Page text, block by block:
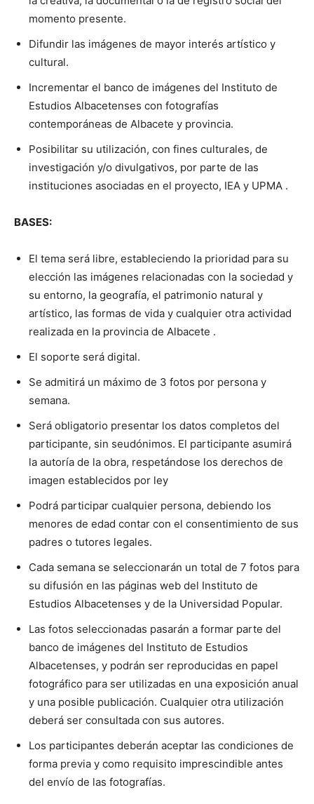
momento presente.
Difundir las imágenes de mayor interés artístico y
cultural.
Incrementar el banco de imágenes del Instituto de
Estudios Albacetenses con fotografías
contemporáneas de Albacete y provincia.
Posibilitar su utilización, con fines culturales, de
investigación y/o divulgativos, por parte de las
instituciones asociadas en el proyecto, IEA y UPMA .
BASES:
El tema será libre, estableciendo la prioridad para su
elección las imágenes relacionadas con la sociedad y
su entorno, la geografía, el patrimonio natural y
artístico, las formas de vida y cualquier otra actividad
realizada en la provincia de Albacete .
El soporte será digital.
Se admitirá un máximo de 3 fotos por persona y
semana.
Será obligatorio presentar los datos completos del
participante, sin seudónimos. El participante asumirá
la autoría de la obra, respetándose los derechos de
imagen establecidos por ley
Podrá participar cualquier persona, debiendo los
menores de edad contar con el consentimiento de sus
padres o tutores legales.
Cada semana se seleccionarán un total de 7 fotos para
su difusión en las páginas web del Instituto de
Estudios Albacetenses y de la Universidad Popular.
Las fotos seleccionadas pasarán a formar parte del
banco de imágenes del Instituto de Estudios
Albacetenses, y podrán ser reproducidas en papel
fotográfico para ser utilizadas en una exposición anual
y una posible publicación. Cualquier otra utilización
deberá ser consultada con sus autores.
Los participantes deberán aceptar las condiciones de
forma previa y como requisito imprescindible antes
del envío de las fotografías.